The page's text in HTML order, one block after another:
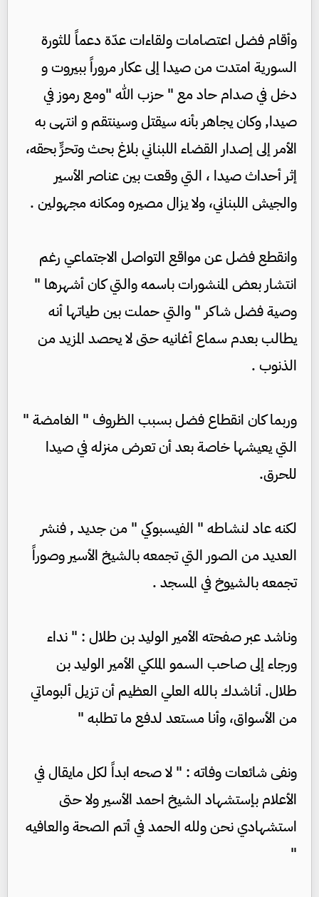
وأقام فضل اعتصامات ولقاءات عدّة دعماً للثورة
السورية امتدت من صيدا إلى عكار مروراً ببيروت و
دخل في صدام حاد مع " حزب الله "ومع رموز في
صيدا, وكان يجاهر بأنه سيقتل وسينتقم و انتهى به
الأمر إلى إصدار القضاء اللبناني بلاغ بحث وتحرٍّ بحقه،
إثر أحداث صيدا ، التي وقعت بين عناصر الأسير
والجيش اللبناني، ولا يزال مصيره ومكانه مجهولين .
وانقطع فضل عن مواقع التواصل الاجتماعي رغم
انتشار بعض المنشورات باسمه والتي كان أشهرها "
وصية فضل شاكر " والتي حملت بين طياتها أنه
يطالب بعدم سماع أغانيه حتى لا يحصد المزيد من
الذنوب .
وربما كان انقطاع فضل بسبب الظروف " الغامضة "
التي يعيشها خاصة بعد أن تعرض منزله في صيدا
للحرق.
لكنه عاد لنشاطه " الفيسبوكي " من جديد , فنشر
العديد من الصور التي تجمعه بالشيخ الأسير وصوراً
تجمعه بالشيوخ في المسجد .
وناشد عبر صفحته الأمير الوليد بن طلال : " نداء
ورجاء إلى صاحب السمو الملكي الأمير الوليد بن
طلال. أناشدك بالله العلي العظيم أن تزيل ألبوماتي
من الأسواق، وأنا مستعد لدفع ما تطلبه "
ونفى شائعات وفاته : " لا صحه ابداً لكل مايقال في
الأعلام بإستشهاد الشيخ احمد الأسير ولا حتى
استشهادي نحن ولله الحمد في أتم الصحة والعافيه
"